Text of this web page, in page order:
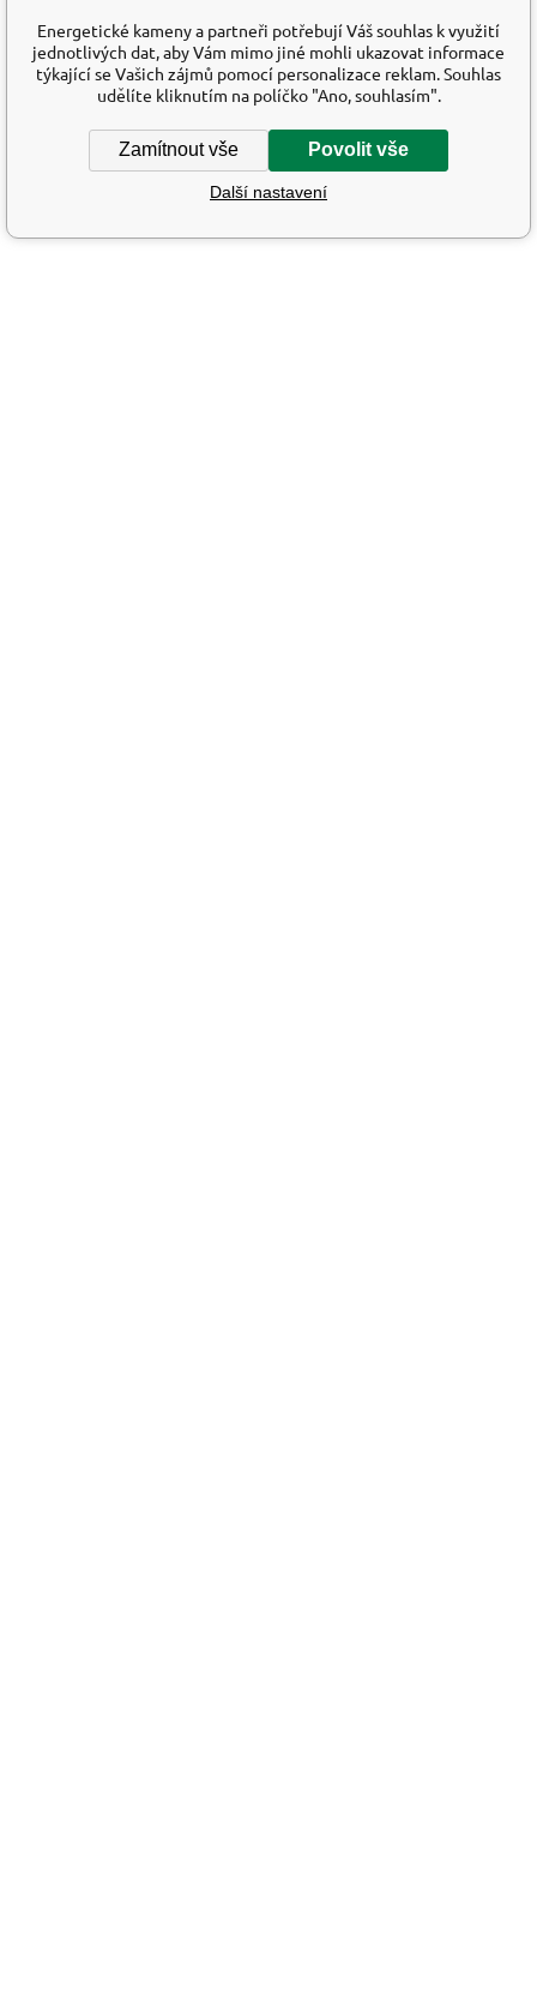
Energetické kameny a partneři potřebují Váš souhlas k využití
jednotlivých dat, aby Vám mimo jiné mohli ukazovat informace
týkající se Vašich zájmů pomocí personalizace reklam. Souhlas
udělíte kliknutím na políčko "Ano, souhlasím".
Zamítnout vše Povolit vše
Další nastavení